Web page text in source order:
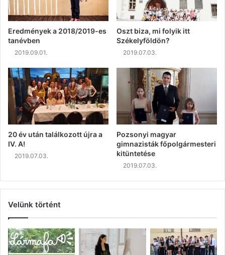
Eredmények a 2018/2019-es
tanévben
2019.09.01.
Oszt biza, mi folyik itt
Székelyföldön?
2019.07.03.
20 év után találkozott újra a
IV. A!
2019.07.03.
Pozsonyi magyar
gimnazisták főpolgármesteri
kitüntetése
2019.07.03.
Velünk történt